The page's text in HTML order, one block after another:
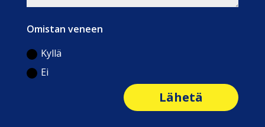
Omistan veneen
Kyllä
Ei
Lähetä